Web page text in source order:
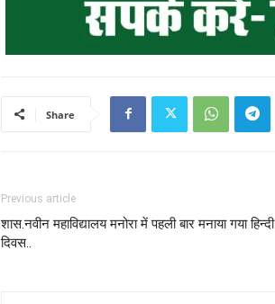
Share
Previous article
शास.नवीन महाविद्यालय मनोरा में पहली बार मनाया गया हिन्दी
दिवस..